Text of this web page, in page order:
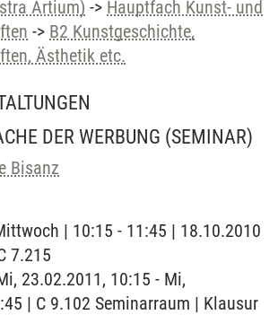
Artium) -> Hauptfach Kunst- und
-> B2 Kunstgeschichte,
Ästhetik etc.
DER WERBUNG (SEMINAR)
Bisanz
| 10:15 - 11:45 | 18.10.2010
7.215
23.02.2011, 10:15 - Mi,
| C 9.102 Seminarraum | Klausur